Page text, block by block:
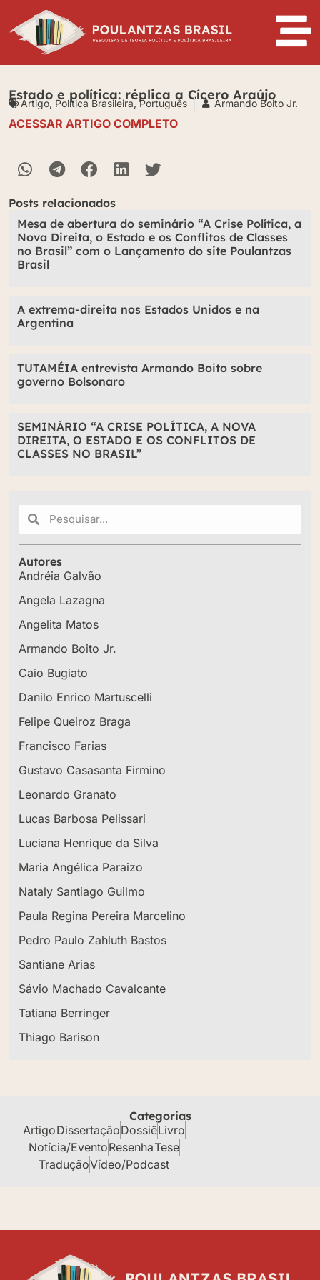
Estado e política: réplica a Cícero Araújo
Artigo, Política Brasileira,Português Armando Boito Jr.
ACESSAR ARTIGO COMPLETO
Posts relacionados
Mesa de abertura do seminário “A Crise Política, a
Nova Direita, o Estado e os Conflitos de Classes
no Brasil” com o Lançamento do site Poulantzas
Brasil
A extrema-direita nos Estados Unidos e na
Argentina
TUTAMÉIA entrevista Armando Boito sobre
governo Bolsonaro
SEMINÁRIO “A CRISE POLÍTICA, A NOVA
DIREITA, O ESTADO E OS CONFLITOS DE
CLASSES NO BRASIL”
Autores
Andréia Galvão
Angela Lazagna
Angelita Matos
Armando Boito Jr.
Caio Bugiato
Danilo Enrico Martuscelli
Felipe Queiroz Braga
Francisco Farias
Gustavo Casasanta Firmino
Leonardo Granato
Lucas Barbosa Pelissari
Luciana Henrique da Silva
Maria Angélica Paraizo
Nataly Santiago Guilmo
Paula Regina Pereira Marcelino
Pedro Paulo Zahluth Bastos
Santiane Arias
Sávio Machado Cavalcante
Tatiana Berringer
Thiago Barison
Categorias
ArtigoDissertaçãoDossiêLivro
Notícia/EventoResenhaTese
TraduçãoVídeo/Podcast